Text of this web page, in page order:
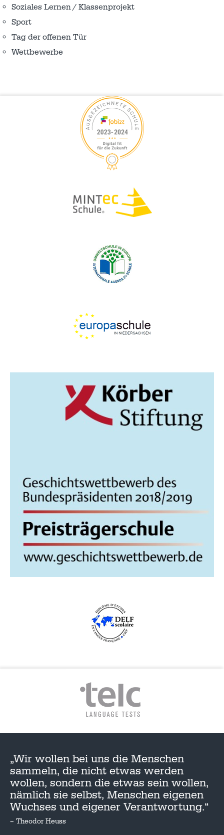
Soziales Lernen / Klassenprojekt
Sport
Tag der offenen Tür
Wettbewerbe
„Wir wollen bei uns die Menschen
sammeln, die nicht etwas werden
wollen, sondern die etwas sein wollen,
nämlich sie selbst, Menschen eigenen
Wuchses und eigener Verantwortung.“
– Theodor Heuss